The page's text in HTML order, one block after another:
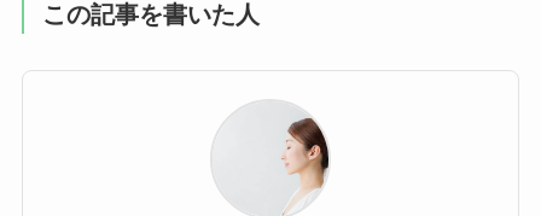
この記事を書いた人